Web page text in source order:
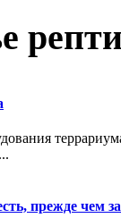
прежде чем